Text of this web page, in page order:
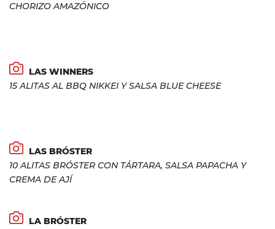
CHORIZO AMAZÓNICO
LAS WINNERS
15 ALITAS AL BBQ NIKKEI Y SALSA BLUE CHEESE
LAS BRÓSTER
10 ALITAS BRÓSTER CON TÁRTARA, SALSA PAPACHA Y
CREMA DE AJÍ
LA BRÓSTER